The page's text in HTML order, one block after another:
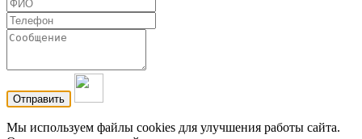
Мы используем файлы cookies для улучшения работы сайта.